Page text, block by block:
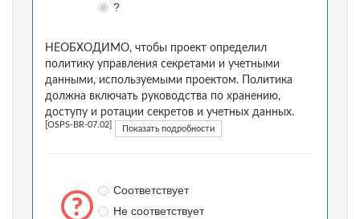
?
НЕОБХОДИМО, чтобы проект определил
политику управления секретами и учетными
данными, используемыми проектом. Политика
должна включать руководства по хранению,
доступу и ротации секретов и учетных данных.
[OSPS-BR-07.02] Показать подробности
Соответствует
Не соответствует